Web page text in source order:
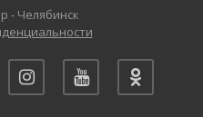
- Челябинск